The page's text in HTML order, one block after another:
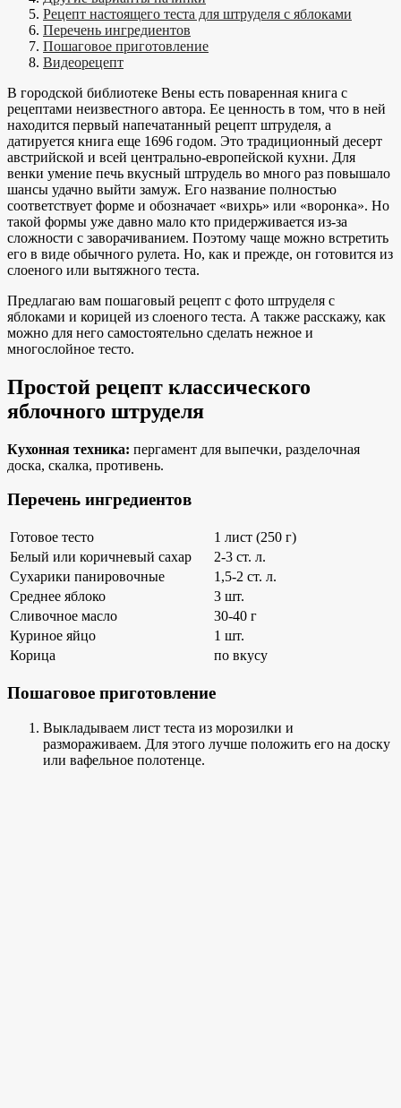
Рецепт настоящего теста для штруделя с яблоками
Перечень ингредиентов
Пошаговое приготовление
Видеорецепт
В городской библиотеке Вены есть поваренная книга с
рецептами неизвестного автора. Ее ценность в том, что в ней
находится первый напечатанный рецепт штруделя, а
датируется книга еще 1696 годом. Это традиционный десерт
австрийской и всей центрально-европейской кухни. Для
венки умение печь вкусный штрудель во много раз повышало
шансы удачно выйти замуж. Его название полностью
соответствует форме и обозначает «вихрь» или «воронка». Но
такой формы уже давно мало кто придерживается из-за
сложности с заворачиванием. Поэтому чаще можно встретить
его в виде обычного рулета. Но, как и прежде, он готовится из
слоеного или вытяжного теста.
Предлагаю вам пошаговый рецепт с фото штруделя с
яблоками и корицей из слоеного теста. А также расскажу, как
можно для него самостоятельно сделать нежное и
многослойное тесто.
Простой рецепт классического
яблочного штруделя
Кухонная техника: пергамент для выпечки, разделочная
доска, скалка, противень.
Перечень ингредиентов
Готовое тесто
1 лист (250 г)
Белый или коричневый сахар
2-3 ст. л.
Сухарики панировочные
1,5-2 ст. л.
Среднее яблоко
3 шт.
Сливочное масло
30-40 г
Куриное яйцо
1 шт.
Корица
по вкусу
Пошаговое приготовление
Выкладываем лист теста из морозилки и
размораживаем. Для этого лучше положить его на доску
или вафельное полотенце.